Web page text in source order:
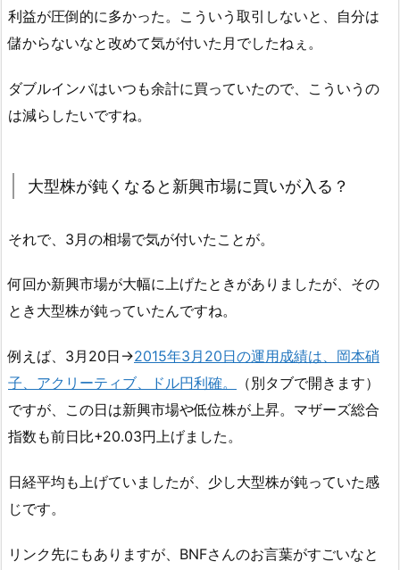
利益が圧倒的に多かった。こういう取引しないと、自分は
儲からないなと改めて気が付いた月でしたねぇ。
ダブルインバはいつも余計に買っていたので、こういうの
は減らしたいですね。
大型株が鈍くなると新興市場に買いが入る？
それで、3月の相場で気が付いたことが。
何回か新興市場が大幅に上げたときがありましたが、その
とき大型株が鈍っていたんですね。
例えば、3月20日→2015年3月20日の運用成績は、岡本硝
子、アクリーティブ、ドル円利確。
（別タブで開きます）
ですが、この日は新興市場や低位株が上昇。マザーズ総合
指数も前日比+20.03円上げました。
日経平均も上げていましたが、少し大型株が鈍っていた感
じです。
リンク先にもありますが、BNFさんのお言葉がすごいなと